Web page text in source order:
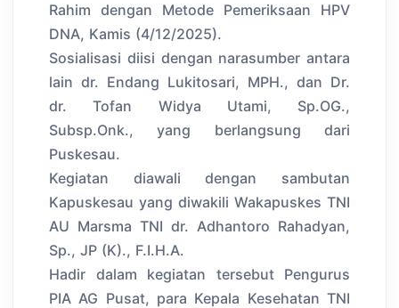
Rahim dengan Metode Pemeriksaan HPV
DNA, Kamis (4/12/2025).
Sosialisasi diisi dengan narasumber antara
lain dr. Endang Lukitosari, MPH., dan Dr.
dr. Tofan Widya Utami, Sp.OG.,
Subsp.Onk., yang berlangsung dari
Puskesau.
Kegiatan diawali dengan sambutan
Kapuskesau yang diwakili Wakapuskes TNI
AU Marsma TNI dr. Adhantoro Rahadyan,
Sp., JP (K)., F.I.H.A.
Hadir dalam kegiatan tersebut Pengurus
PIA AG Pusat, para Kepala Kesehatan TNI